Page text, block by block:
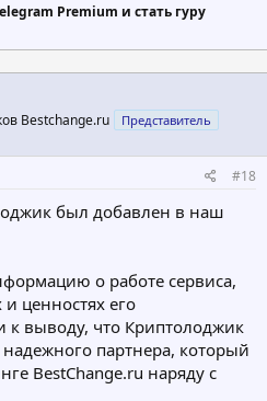
Premium и стать гуру
Bestchange.ru Представитель
#18
был добавлен в наш
о работе сервиса,
ценностях его
выводу, что Криптолоджик
партнера, который
BestChange.ru наряду с